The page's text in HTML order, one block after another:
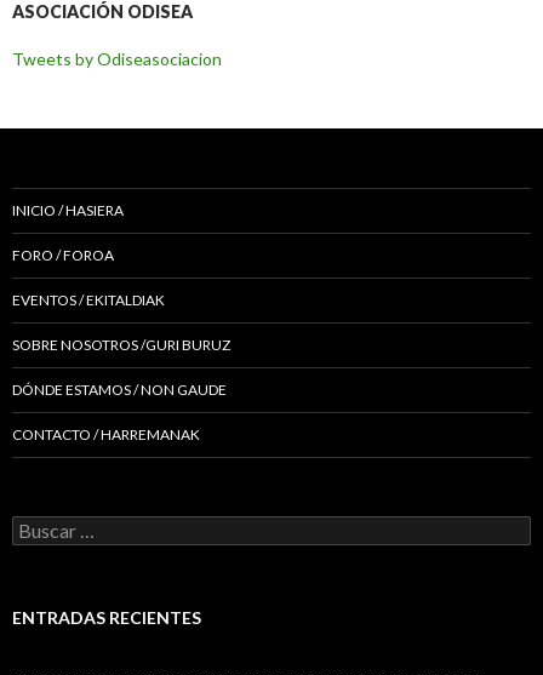
ASOCIACIÓN ODISEA
Tweets by Odiseasociacion
INICIO / HASIERA
FORO / FOROA
EVENTOS / EKITALDIAK
SOBRE NOSOTROS /GURI BURUZ
DÓNDE ESTAMOS / NON GAUDE
CONTACTO / HARREMANAK
Buscar:
ENTRADAS RECIENTES